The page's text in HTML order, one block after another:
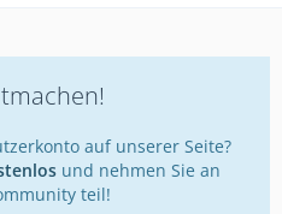
auf unserer Seite?
und nehmen Sie an
teil!